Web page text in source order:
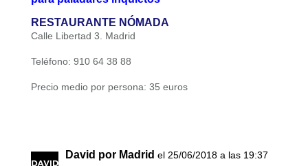
RESTAURANTE NÓMADA
Calle Libertad 3. Madrid
Teléfono: 910 64 38 88
Precio medio por persona: 35 euros
David por Madrid el 25/06/2018 a las 19:37